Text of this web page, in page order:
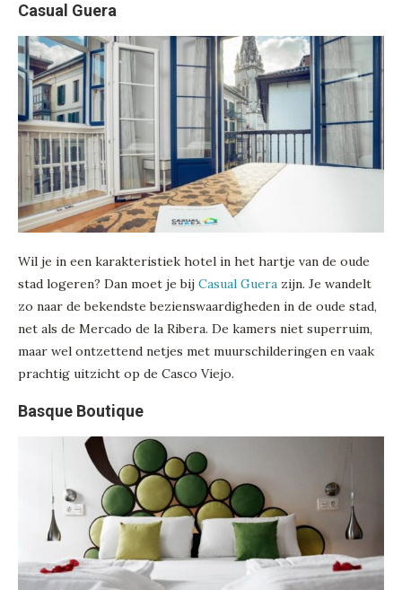
Casual Guera
Wil je in een karakteristiek hotel in het hartje van de oude
stad logeren? Dan moet je bij Casual Guera zijn. Je wandelt
zo naar de bekendste bezienswaardigheden in de oude stad,
net als de Mercado de la Ribera. De kamers niet superruim,
maar wel ontzettend netjes met muurschilderingen en vaak
prachtig uitzicht op de Casco Viejo.
Basque Boutique